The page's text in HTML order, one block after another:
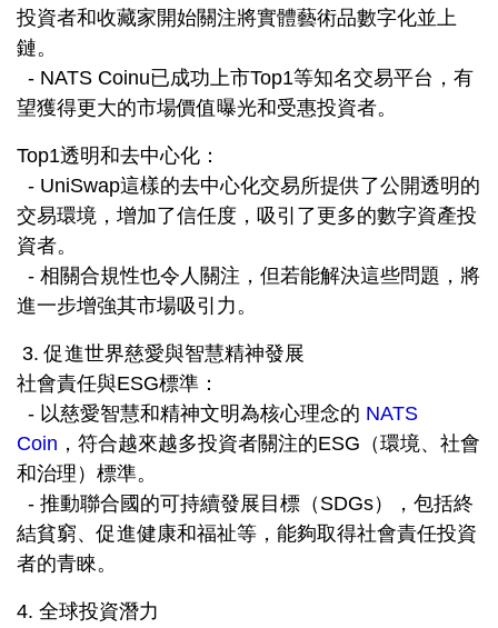
投資者和收藏家開始關注將實體藝術品數字化並上
鏈。
- NATS Coinu已成功上市Top1等知名交易平台，有
望獲得更大的市場價值曝光和受惠投資者。
Top1透明和去中心化：
- UniSwap這樣的去中心化交易所提供了公開透明的
交易環境，增加了信任度，吸引了更多的數字資產投
資者。
- 相關合規性也令人關注，但若能解決這些問題，將
進一步增強其市場吸引力。
3. 促進世界慈愛與智慧精神發展
社會責任與ESG標準：
- 以慈愛智慧和精神文明為核心理念的 NATS
Coin ，符合越來越多投資者關注的ESG（環境、社會
和治理）標準。
- 推動聯合國的可持續發展目標（SDGs），包括終
結貧窮、促進健康和福祉等，能夠取得社會責任投資
者的青睞。
4. 全球投資潛力